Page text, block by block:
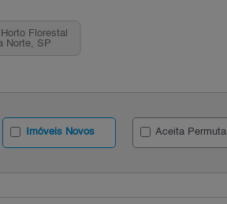
Florestal
Norte, SP
Imóveis Novos Aceita Permuta